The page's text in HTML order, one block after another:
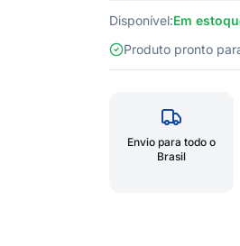
Disponível:Em
Produto pronto
Envio para todo o
Brasil